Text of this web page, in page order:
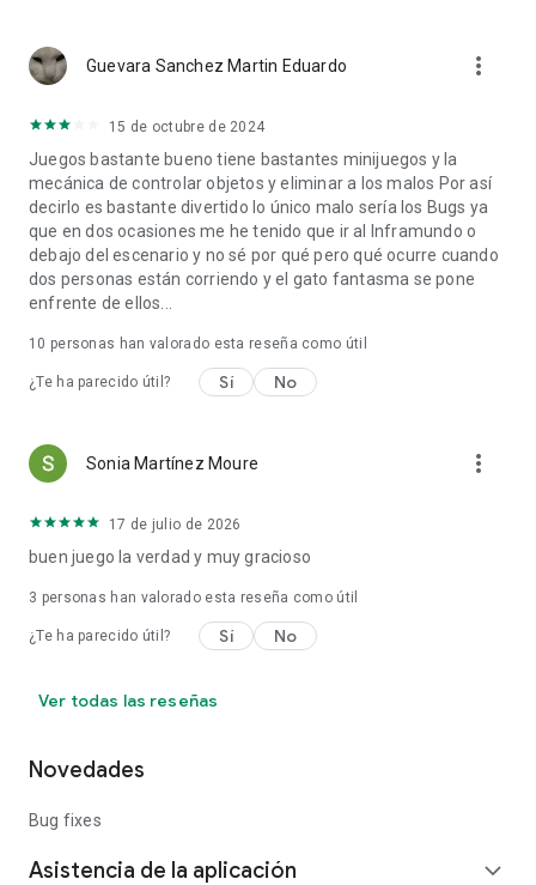
Guevara Sanchez Martin Eduardo more_vert
15 de octubre de 2024
Juegos bastante bueno tiene bastantes minijuegos y la
mecánica de controlar objetos y eliminar a los malos Por así
decirlo es bastante divertido lo único malo sería los Bugs ya
que en dos ocasiones me he tenido que ir al Inframundo o
debajo del escenario y no sé por qué pero qué ocurre cuando
dos personas están corriendo y el gato fantasma se pone
enfrente de ellos...
10 personas han valorado esta reseña como útil
¿Te ha parecido útil? Sí No
Sonia Martínez Moure more_vert
17 de julio de 2026
buen juego la verdad y muy gracioso
3 personas han valorado esta reseña como útil
¿Te ha parecido útil? Sí No
Ver todas las reseñas
Novedades
Bug fixes
Asistencia de la aplicación expand_more